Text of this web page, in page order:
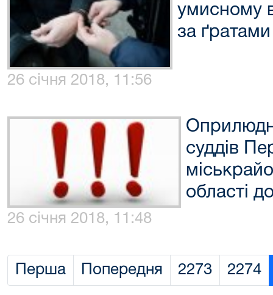
умисному
за ґратами
26 січня 2018, 11:56
суддів
області
26 січня 2018, 11:48
Перша Попередня 2273 2274